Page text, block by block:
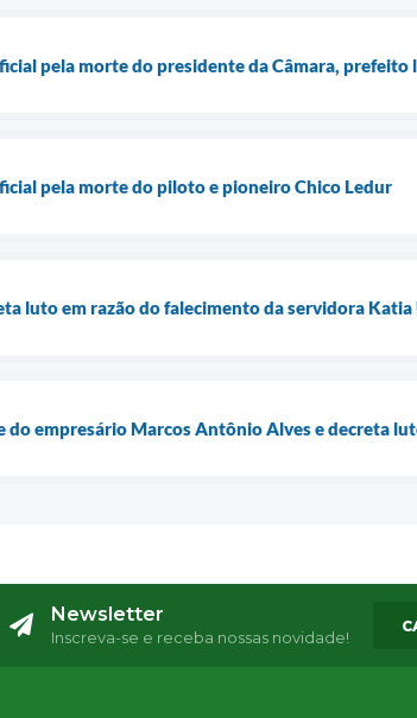
pela morte do presidente da Câmara, prefeito
pela morte do piloto e pioneiro Chico Ledur
luto em razão do falecimento da servidora Katia
do empresário Marcos Antônio Alves e decreta
Newsletter
Inscreva-se e receba nossas novidade!